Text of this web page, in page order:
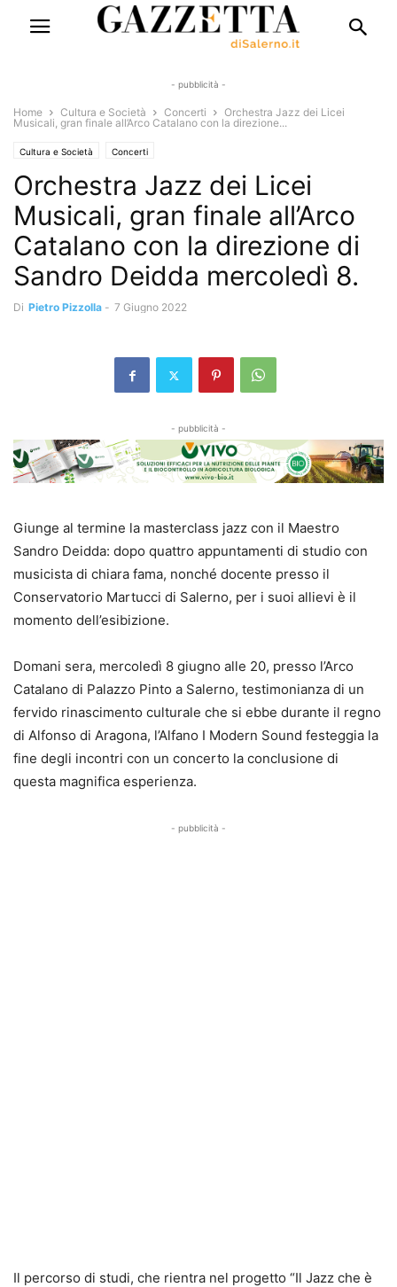
- pubblicità -
Home Cultura e Società Concerti
Orchestra Jazz dei Licei
Musicali, gran finale all’Arco Catalano con la direzione...
Cultura e Società Concerti
Orchestra Jazz dei Licei
Musicali, gran finale all’Arco
Catalano con la direzione di
Sandro Deidda mercoledì 8.
Di Pietro Pizzolla - 7 Giugno 2022
- pubblicità -
Giunge al termine la masterclass jazz con il Maestro
Sandro Deidda: dopo quattro appuntamenti di studio con
musicista di chiara fama, nonché docente presso il
Conservatorio Martucci di Salerno, per i suoi allievi è il
momento dell’esibizione.
Domani sera, mercoledì 8 giugno alle 20, presso l’Arco
Catalano di Palazzo Pinto a Salerno, testimonianza di un
fervido rinascimento culturale che si ebbe durante il regno
di Alfonso di Aragona, l’Alfano I Modern Sound festeggia la
fine degli incontri con un concerto la conclusione di
questa magnifica esperienza.
- pubblicità -
Il percorso di studi, che rientra nel progetto “Il Jazz che è